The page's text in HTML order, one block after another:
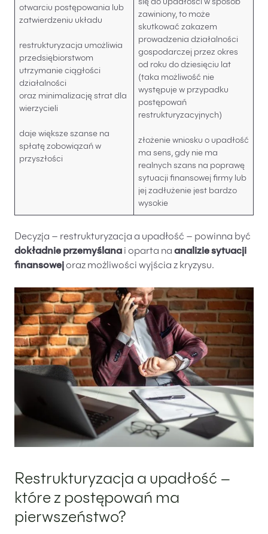
otwarciu postępowania lub
zatwierdzeniu układu
restrukturyzacja umożliwia
przedsiębiorstwom
utrzymanie ciągłości
działalności
oraz minimalizację strat dla
wierzycieli
daje większe szanse na
spłatę zobowiązań w
przyszłości
się do upadłości w sposób
zawiniony, to może
skutkować zakazem
prowadzenia działalności
gospodarczej przez okres
od roku do dziesięciu lat
(taka możliwość nie
występuje w przypadku
postępowań
restrukturyzacyjnych)
złożenie wniosku o upadłość
ma sens, gdy nie ma
realnych szans na poprawę
sytuacji finansowej firmy lub
jej zadłużenie jest bardzo
wysokie
Decyzja – restrukturyzacja a upadłość – powinna być
dokładnie przemyślana i oparta na analizie sytuacji
finansowejoraz możliwości wyjścia z kryzysu.
Restrukturyzacja a upadłość –
które z postępowań ma
pierwszeństwo?